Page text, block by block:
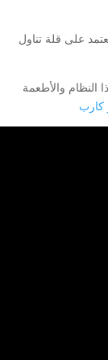
على قلة تناول
النظام والأطعمة
كارب